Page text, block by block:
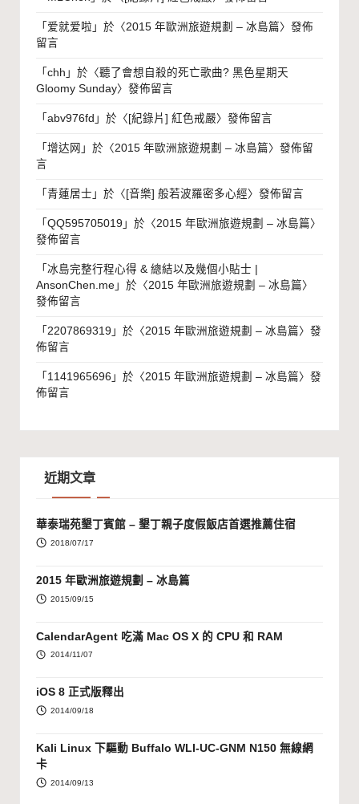
「 爱就爱啦 」於〈2015 年歐洲旅遊規劃 – 冰島篇〉發佈
留言
「 chh 」於〈聽了會想自殺的死亡歌曲? 黑色星期天
Gloomy Sunday〉發佈留言
「 abv976fd 」於〈[紀錄片] 紅色戒嚴〉發佈留言
「 增达网 」於〈2015 年歐洲旅遊規劃 – 冰島篇〉發佈留
言
「 青蓮居士 」於〈[音樂] 般若波羅密多心經〉發佈留言
「 QQ595705019 」於〈2015 年歐洲旅遊規劃 – 冰島篇〉
發佈留言
「 冰島完整行程心得 & 總結以及幾個小貼士 |
AnsonChen.me 」於〈2015 年歐洲旅遊規劃 – 冰島篇〉
發佈留言
「 2207869319 」於〈2015 年歐洲旅遊規劃 – 冰島篇〉發
佈留言
「 1141965696 」於〈2015 年歐洲旅遊規劃 – 冰島篇〉發
佈留言
近期文章
華泰瑞苑墾丁賓館 – 墾丁親子度假飯店首選推薦住宿
2018/07/17
2015 年歐洲旅遊規劃 – 冰島篇
2015/09/15
CalendarAgent 吃滿 Mac OS X 的 CPU 和 RAM
2014/11/07
iOS 8 正式版釋出
2014/09/18
Kali Linux 下驅動 Buffalo WLI-UC-GNM N150 無線網
卡
2014/09/13